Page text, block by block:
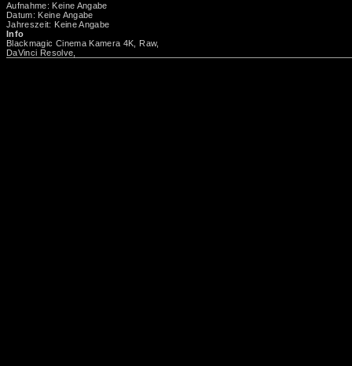
Aufnahme: Keine Angabe
Datum: Keine Angabe
Jahreszeit: Keine Angabe
Info
Blackmagic Cinema Kamera 4K, Raw,
DaVinci Resolve,